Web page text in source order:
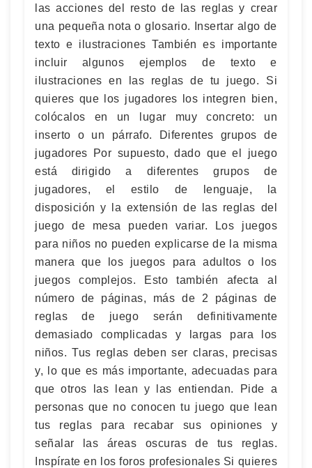
las acciones del resto de las reglas y crear
una pequeña nota o glosario. Insertar algo de
texto e ilustraciones También es importante
incluir algunos ejemplos de texto e
ilustraciones en las reglas de tu juego. Si
quieres que los jugadores los integren bien,
colócalos en un lugar muy concreto: un
inserto o un párrafo. Diferentes grupos de
jugadores Por supuesto, dado que el juego
está dirigido a diferentes grupos de
jugadores, el estilo de lenguaje, la
disposición y la extensión de las reglas del
juego de mesa pueden variar. Los juegos
para niños no pueden explicarse de la misma
manera que los juegos para adultos o los
juegos complejos. Esto también afecta al
número de páginas, más de 2 páginas de
reglas de juego serán definitivamente
demasiado complicadas y largas para los
niños. Tus reglas deben ser claras, precisas
y, lo que es más importante, adecuadas para
que otros las lean y las entiendan. Pide a
personas que no conocen tu juego que lean
tus reglas para recabar sus opiniones y
señalar las áreas oscuras de tus reglas.
Inspírate en los foros profesionales Si quieres